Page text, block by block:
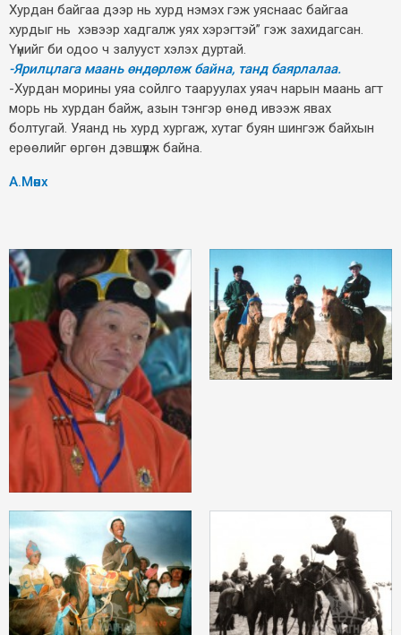
Хурдан байгаа дээр нь хурд нэмэх гэж уяснаас байгаа
хурдыг нь хэвээр хадгалж уях хэрэгтэй” гэж захидагсан.
Үүнийг би одоо ч залууст хэлэх дуртай.
-Ярилцлага маань өндөрлөж байна, танд баярлалаа.
-Хурдан морины уяа сойлго тааруулах уяач нарын маань агт
морь нь хурдан байж, азын тэнгэр өнөд ивээж явах
болтугай. Уяанд нь хурд хургаж, хутаг буян шингэж байхын
ерөөлийг өргөн дэвшүүлж байна.
А.Мөнх